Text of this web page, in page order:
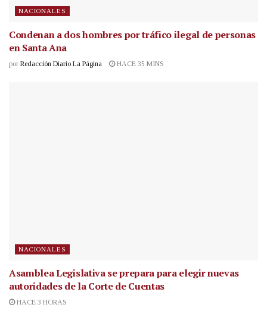
NACIONALES
Condenan a dos hombres por tráfico ilegal de personas
en Santa Ana
por Redacción Diario La Página HACE 35 MINS
NACIONALES
Asamblea Legislativa se prepara para elegir nuevas
autoridades de la Corte de Cuentas
HACE 3 HORAS